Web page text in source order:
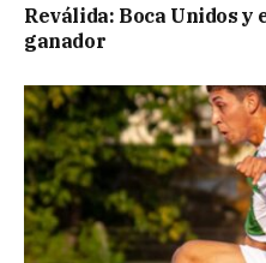
Reválida: Boca Unidos
ganador